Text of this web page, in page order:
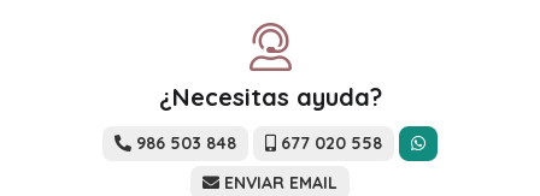
¿Necesitas ayuda?
986 503 848
677 020 558
ENVIAR EMAIL